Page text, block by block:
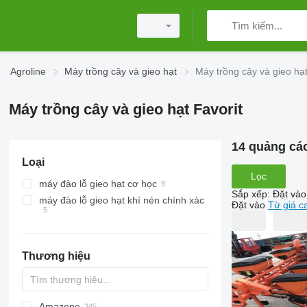
Agroline Máy trồng cây và gieo hạt Máy trồng cây và gieo
Máy trồng cây và gieo hạt Favorit
Loại
máy đào lỗ gieo hạt cơ học
máy đào lỗ gieo hạt khí nén chính xác
Thương hiệu
14 quảng
Lọc
Sắp xếp: Đặt vào
Đặt vào Từ giá